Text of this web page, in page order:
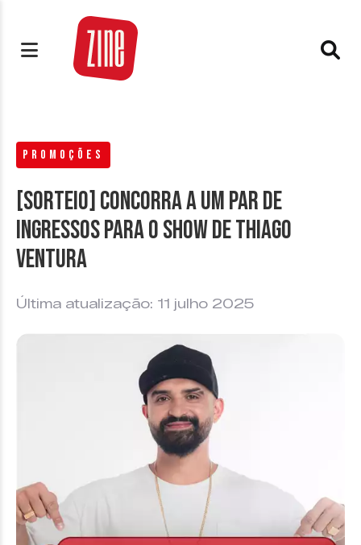
PROMOÇÕES
[SORTEIO] Concorra a um par de
ingressos para o show de Thiago
Ventura
Última atualização: 11 julho 2025